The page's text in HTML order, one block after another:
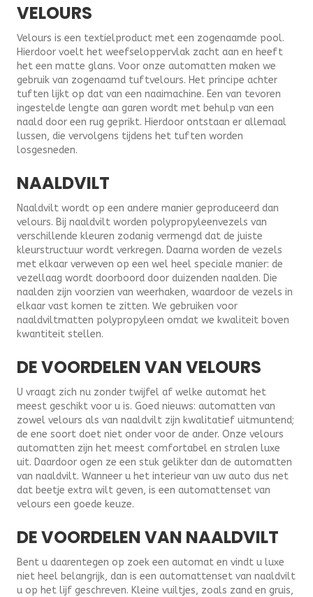
VELOURS
Velours is een textielproduct met een zogenaamde pool.
Hierdoor voelt het weefseloppervlak zacht aan en heeft
het een matte glans. Voor onze automatten maken we
gebruik van zogenaamd tuftvelours. Het principe achter
tuften lijkt op dat van een naaimachine. Een van tevoren
ingestelde lengte aan garen wordt met behulp van een
naald door een rug geprikt. Hierdoor ontstaan er allemaal
lussen, die vervolgens tijdens het tuften worden
losgesneden.
NAALDVILT
Naaldvilt wordt op een andere manier geproduceerd dan
velours. Bij naaldvilt worden polypropyleenvezels van
verschillende kleuren zodanig vermengd dat de juiste
kleurstructuur wordt verkregen. Daarna worden de vezels
met elkaar verweven op een wel heel speciale manier: de
vezellaag wordt doorboord door duizenden naalden. Die
naalden zijn voorzien van weerhaken, waardoor de vezels in
elkaar vast komen te zitten. We gebruiken voor
naaldviltmatten polypropyleen omdat we kwaliteit boven
kwantiteit stellen.
DE VOORDELEN VAN VELOURS
U vraagt zich nu zonder twijfel af welke automat het
meest geschikt voor u is. Goed nieuws: automatten van
zowel velours als van naaldvilt zijn kwalitatief uitmuntend;
de ene soort doet niet onder voor de ander. Onze velours
automatten zijn het meest comfortabel en stralen luxe
uit. Daardoor ogen ze een stuk gelikter dan de automatten
van naaldvilt. Wanneer u het interieur van uw auto dus net
dat beetje extra wilt geven, is een automattenset van
velours een goede keuze.
DE VOORDELEN VAN NAALDVILT
Bent u daarentegen op zoek een automat en vindt u luxe
niet heel belangrijk, dan is een automattenset van naaldvilt
u op het lijf geschreven. Kleine vuiltjes, zoals zand en gruis,